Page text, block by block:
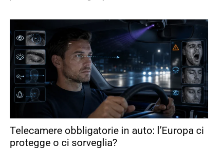
Telecamere obbligatorie in auto: l’Europa ci
protegge o ci sorveglia?